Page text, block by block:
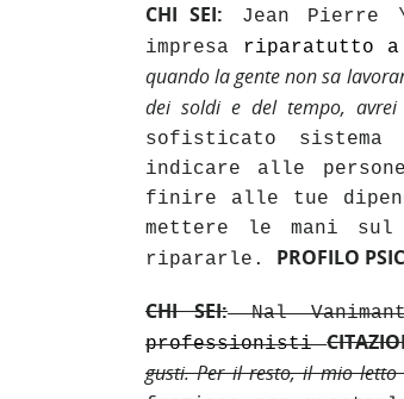
CHI SEI: Jean Pierre \
impresa
riparatutto
quando la gente non sa
dei soldie del tempo,
sofisticato sistema
indicare alle
finire alle tue
mettere le mani
ripararle. PROFILO
CHI SEI:Nal
professionisti
gusti. Per il resto, il mio